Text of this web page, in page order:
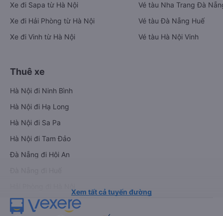
Xe đi Sapa từ Hà Nội
Xe đi Hải Phòng từ Hà Nội
Xe đi Vinh từ Hà Nội
Vé tàu Nha Trang Đà
Vé tàu Đà Nẵng Huế
Vé tàu Hà Nội Vinh
Thuê xe
Hà Nội đi Ninh Bình
Hà Nội đi Hạ Long
Hà Nội đi Sa Pa
Hà Nội đi Tam Đảo
Đà Nẵng đi Hội An
Xem tất cả tuyến đường